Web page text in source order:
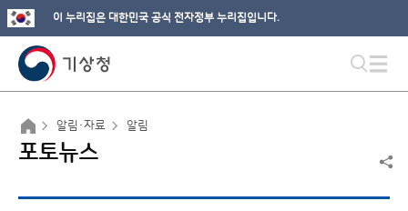
이 누리집은 대한민국 공식 전자정부 누리집입니다.
알림·자료 알림
포토뉴스